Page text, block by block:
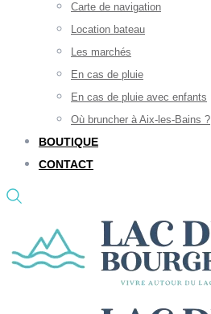
Carte de navigation
Location bateau
Les marchés
En cas de pluie
En cas de pluie avec enfants
Où bruncher à Aix-les-Bains ?
BOUTIQUE
CONTACT